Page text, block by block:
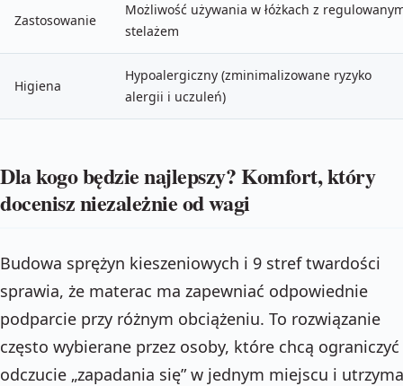
Zastosowanie
Możliwość używania w łóżkach z
stelażem
Higiena
Hypoalergiczny (zminimalizowane ryzyko
alergii i uczuleń)
Dla kogo będzie najlepszy? Komfort, który
docenisz niezależnie od wagi
Budowa sprężyn kieszeniowych i 9 stref twardości
sprawia, że materac ma zapewniać odpowiednie
podparcie przy różnym obciążeniu. To rozwiązanie
często wybierane przez osoby, które chcą ograniczyć
odczucie „zapadania się” w jednym miejscu i